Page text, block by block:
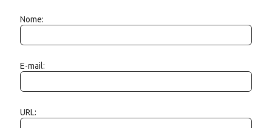
Nome:
E-mail:
URL: